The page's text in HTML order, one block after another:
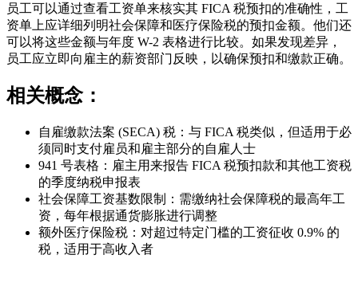
员工可以通过查看工资单来核实其 FICA 税预扣的准确性，工
资单上应详细列明社会保障和医疗保险税的预扣金额。他们还
可以将这些金额与年度 W-2 表格进行比较。如果发现差异，
员工应立即向雇主的薪资部门反映，以确保预扣和缴款正确。
相关概念：
自雇缴款法案 (SECA) 税：与 FICA 税类似，但适用于必
须同时支付雇员和雇主部分的自雇人士
941 号表格：雇主用来报告 FICA 税预扣款和其他工资税
的季度纳税申报表
社会保障工资基数限制：需缴纳社会保障税的最高年工
资，每年根据通货膨胀进行调整
额外医疗保险税：对超过特定门槛的工资征收 0.9% 的
税，适用于高收入者